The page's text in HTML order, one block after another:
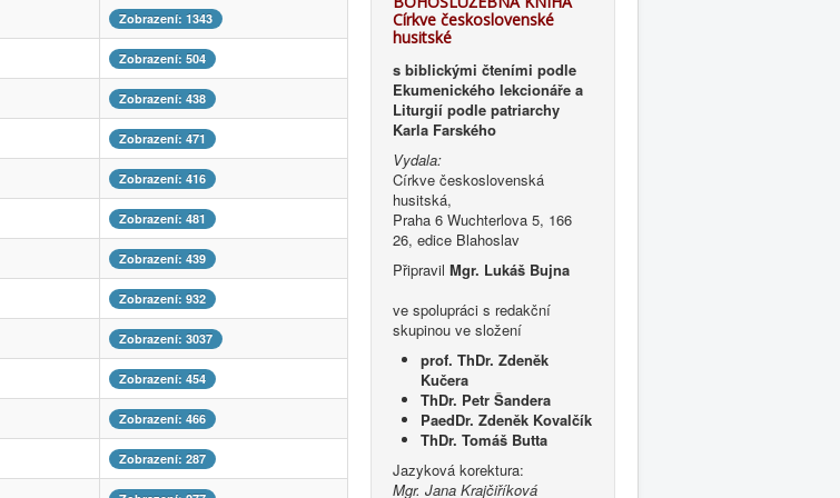
Zobrazení: 1343
Zobrazení: 504
Zobrazení: 438
Zobrazení: 471
Zobrazení: 416
Zobrazení: 481
Zobrazení: 439
Zobrazení: 932
Zobrazení: 3037
Zobrazení: 454
Zobrazení: 466
Zobrazení: 287
Církve československé
husitské
s biblickými čteními podle
Ekumenického lekcionáře a
Liturgií podle patriarchy
Karla Farského
Vydala:
Církve československá
husitská,
Praha 6 Wuchterlova 5, 166
26, edice Blahoslav
Připravil Mgr. Lukáš Bujna
ve spolupráci s redakční
skupinou ve složení
prof. ThDr. Zdeněk
Kučera
ThDr. Petr Šandera
PaedDr. Zdeněk Kovalčík
ThDr. Tomáš Butta
Jazyková korektura:
Mgr. Jana Krajčiříková